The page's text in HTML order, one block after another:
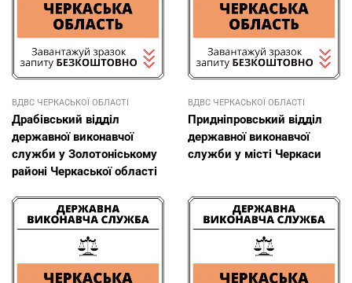
ВДВС ЧЕРКАСЬКОЇ ОБЛАСТІ
Драбівський відділ
державної виконавчої
служби у Золотоніському
районі Черкаської області
ВДВС ЧЕРКАСЬКОЇ ОБЛАСТІ
Придніпровський відділ
державної виконавчої
служби у місті Черкаси